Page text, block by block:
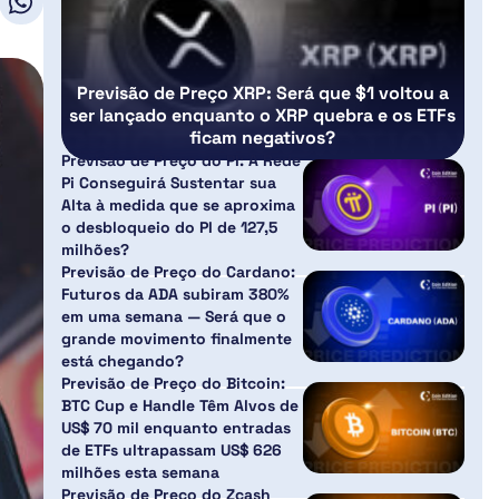
Previsão de Preço XRP: Será que $1 voltou a
ser lançado enquanto o XRP quebra e os ETFs
ficam negativos?
Previsão de Preço do PI: A Rede
Pi Conseguirá Sustentar sua
Alta à medida que se aproxima
o desbloqueio do PI de 127,5
milhões?
Previsão de Preço do Cardano:
Futuros da ADA subiram 380%
em uma semana — Será que o
grande movimento finalmente
está chegando?
Previsão de Preço do Bitcoin:
BTC Cup e Handle Têm Alvos de
US$ 70 mil enquanto entradas
de ETFs ultrapassam US$ 626
milhões esta semana
Previsão de Preço do Zcash